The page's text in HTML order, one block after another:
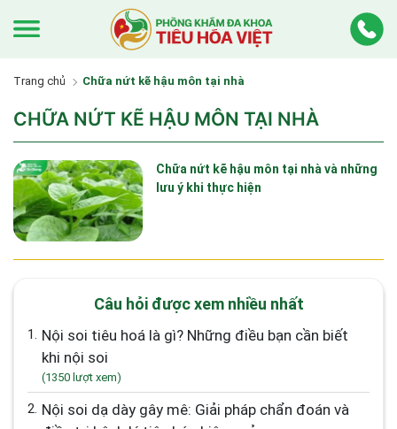
Trang chủ Chữa nứt kẽ hậu môn tại nhà
CHỮA NỨT KẼ HẬU MÔN TẠI NHÀ
Chữa nứt kẽ hậu môn tại nhà và những
lưu ý khi thực hiện
Câu hỏi được xem nhiều nhất
1. Nội soi tiêu hoá là gì? Những điều bạn cần biết
khi nội soi
(1350 lượt xem)
2. Nội soi dạ dày gây mê: Giải pháp chẩn đoán và